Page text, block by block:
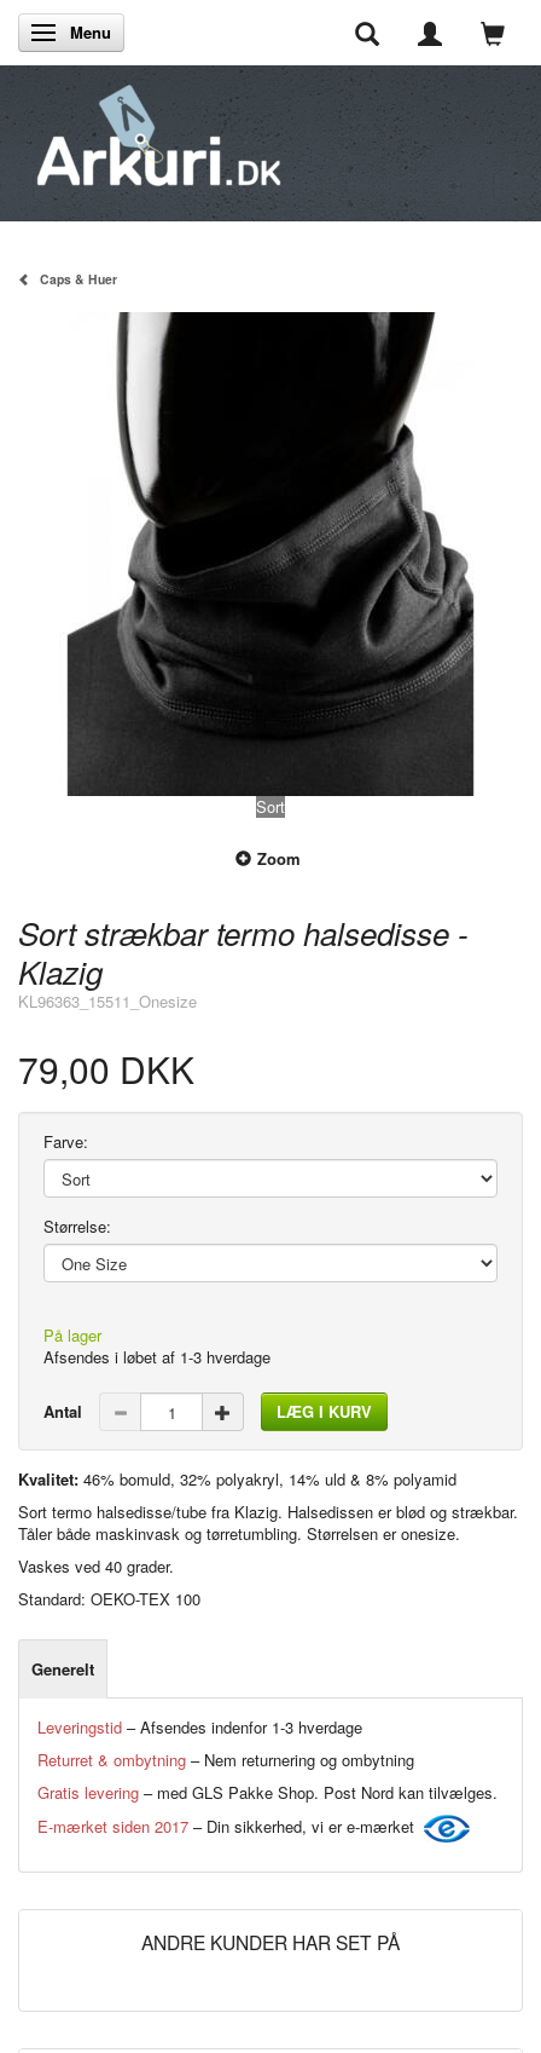
Skifte navigation
Menu
Caps & Huer
Sort
Zoom
Sort strækbar termo halsedisse -
Klazig
KL96363_15511_Onesize
79,00 DKK
Farve:
Størrelse:
På lager
Antal LÆG I KURV
Kvalitet: 46% bomuld, 32% polyakryl, 14% uld & 8% polyamid
Sort termo halsedisse/tube fra Klazig. Halsedissen er blød og strækbar.
Tåler både maskinvask og tørretumbling. Størrelsen er onesize.
Vaskes ved 40 grader.
Standard: OEKO-TEX 100
Generelt
Leveringstid – Afsendes indenfor 1-3 hverdage
Returret & ombytning – Nem returnering og ombytning
Gratis levering – med GLS Pakke Shop. Post Nord kan tilvælges.
E-mærket siden 2017 – Din sikkerhed, vi er e-mærket
ANDRE KUNDER HAR SET PÅ